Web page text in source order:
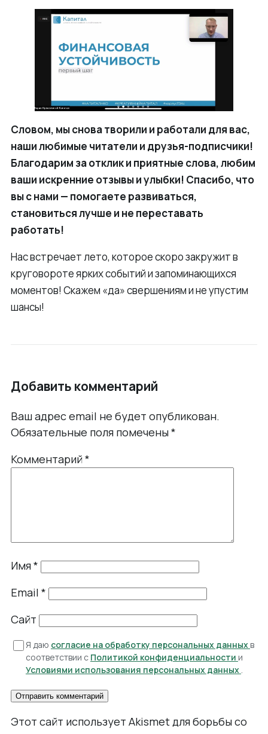
Словом, мы снова творили и работали для вас,
наши любимые читатели и друзья-подписчики!
Благодарим за отклик и приятные слова, любим
ваши искренние отзывы и улыбки! Спасибо, что
вы с нами — помогаете развиваться,
становиться лучше и не переставать
работать!
Нас встречает лето, которое скоро закружит в
круговороте ярких событий и запоминающихся
моментов! Скажем «да» свершениям и не упустим
шансы!
Добавить комментарий
Ваш адрес email не будет опубликован.
Обязательные поля помечены*
Комментарий*
Имя*
Email *
Сайт
Я даю согласие на обработку персональных данных в
соответствии с Политикой конфиденциальности и
Условиями использования персональных данных
Этот сайт использует Akismet для борьбы со